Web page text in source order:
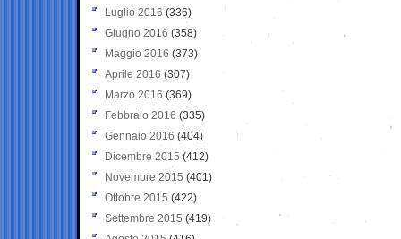
Luglio 2016 (336)
Giugno 2016 (358)
Maggio 2016 (373)
Aprile 2016 (307)
Marzo 2016 (369)
Febbraio 2016 (335)
Gennaio 2016 (404)
Dicembre 2015 (412)
Novembre 2015 (401)
Ottobre 2015 (422)
Settembre 2015 (419)